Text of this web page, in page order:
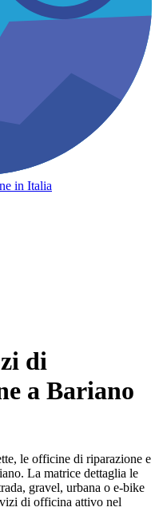
in Italia
di
a Bariano
le officine di riparazione e
La matrice dettaglia le
gravel, urbana o e-bike
di officina attivo nel